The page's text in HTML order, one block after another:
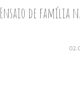
Ensaio de família